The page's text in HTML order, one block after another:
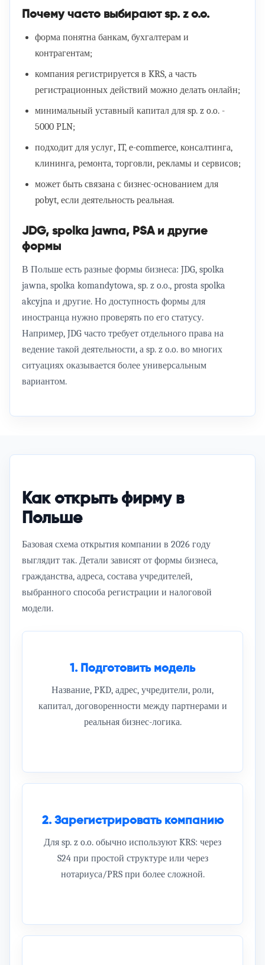
Почему часто выбирают sp. z o.o.
форма понятна банкам, бухгалтерам и
контрагентам;
компания регистрируется в KRS, а часть
регистрационных действий можно делать онлайн;
минимальный уставный капитал для sp. z o.o. -
5000 PLN;
подходит для услуг, IT, e-commerce, консалтинга,
клининга, ремонта, торговли, рекламы и сервисов;
может быть связана с бизнес-основанием для
pobyt, если деятельность реальная.
JDG, spolka jawna, PSA и другие
формы
В Польше есть разные формы бизнеса: JDG, spolka
jawna, spolka komandytowa, sp. z o.o., prosta spolka
akcyjna и другие. Но доступность формы для
иностранца нужно проверять по его статусу.
Например, JDG часто требует отдельного права на
ведение такой деятельности, а sp. z o.o. во многих
ситуациях оказывается более универсальным
вариантом.
Как открыть фирму в
Польше
Базовая схема открытия компании в 2026 году
выглядит так. Детали зависят от формы бизнеса,
гражданства, адреса, состава учредителей,
выбранного способа регистрации и налоговой
модели.
1. Подготовить модель
Название, PKD, адрес, учредители, роли,
капитал, договоренности между партнерами и
реальная бизнес-логика.
2. Зарегистрировать компанию
Для sp. z o.o. обычно используют KRS: через
S24 при простой структуре или через
нотариуса/PRS при более сложной.